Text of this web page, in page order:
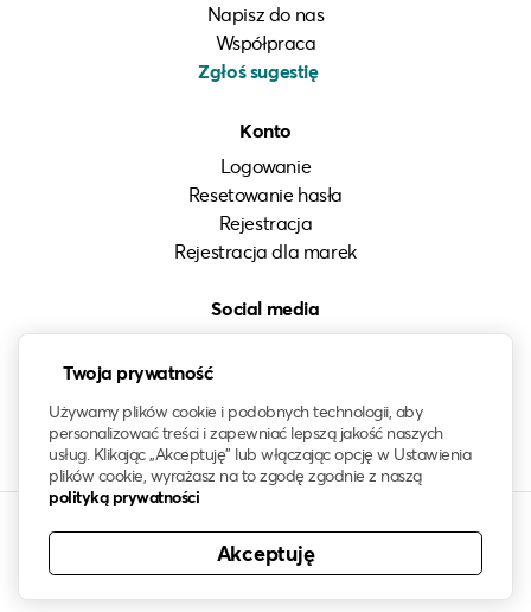
Twoja prywatność
Używamy plików cookie i podobnych technologii, aby
personalizować treści i zapewniać lepszą jakość naszych
usług. Klikając „Akceptuję” lub włączając opcję w Ustawienia
plików cookie, wyrażasz na to zgodę zgodnie z naszą
polityką prywatności
Akceptuję
Napisz do nas
Współpraca
Zgłoś sugestię
Konto
Logowanie
Resetowanie hasła
Rejestracja
Rejestracja dla marek
Social media
Facebook
© 2021-2026 klawo®. Wszelkie prawa zastrzeżone. Znak
słowny oraz logo klawo są zastrzeżonym znakiem towarowym.